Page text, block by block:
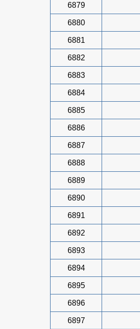
6879
6880
6881
6882
6883
6884
6885
6886
6887
6888
6889
6890
6891
6892
6893
6894
6895
6896
6897